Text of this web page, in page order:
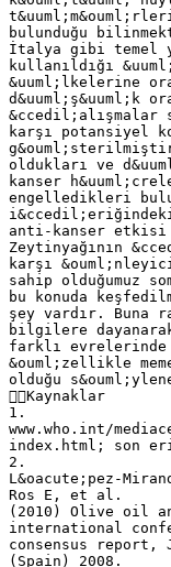
bulunduğu
İtalya gibi temel
kullanıldığı
&uuml;lkelerine
d&uuml;ş&uuml;k
&ccedil;alışmalar
karşı potansiyel
oldukları ve
kanser
engelledikleri
anti-kanser
Zeytinyağının
karşı
sahip olduğumuz
bu konuda
şey vardır. Buna
bilgilere
farklı evrelerinde
&ouml;zellikle
olduğu
Kaynaklar
1.
www.who.int/
index.html; son
2.
L&oacute;pez-
Ros E, et al.
(2010) Olive oil
international
consensus report,
(Spain) 2008.